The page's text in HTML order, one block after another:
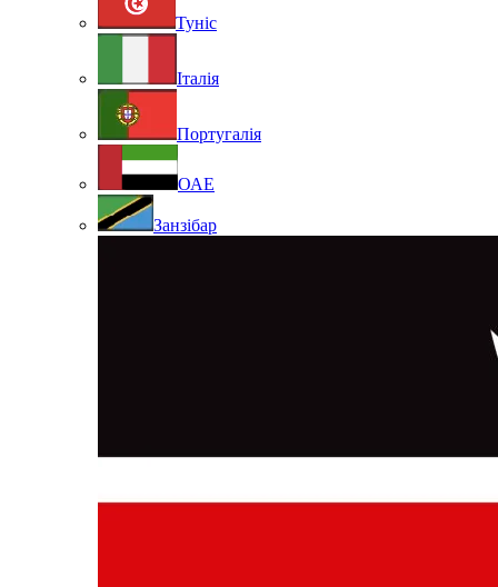
Туніс
Італія
Португалія
ОАЕ
Занзібар